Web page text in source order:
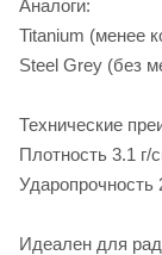
Аналоги:
Titanium (менее
Steel Grey (без
Технические
Плотность 3.1 г/
Идеален для